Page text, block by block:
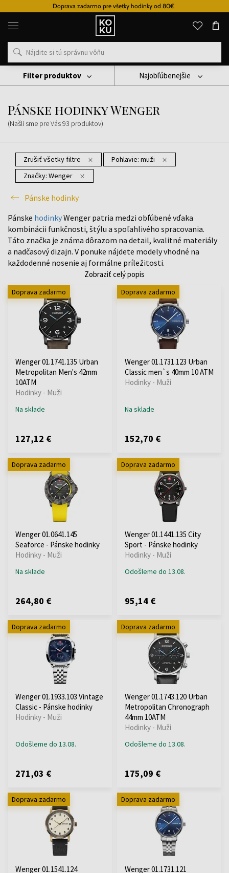
Doprava zadarmo pre všetky hodinky od 80€
Originálne
parfémy
hodinky
na
mieste
Hodinky
Pánske Hodinky Pánske Hodinky Wenger
Pánske hodinky Wenger
(Našli sme pre Vás93 produktov)
Najobľúbenejšie
Zrušiť všetky filtre Pohlavie: muži
Značky: Wenger
Pánske hodinky
Filter produktov
Pánske hodinkyWenger patria medzi obľúbené vďaka
kombinácii funkčnosti, štýlu a spoľahlivého spracovania.
Táto značka je známa dôrazom na detail, kvalitné materiály
a nadčasový dizajn. V ponuke nájdete modely vhodné na
každodenné nosenie aj formálne príležitosti.
Zobraziť celý popis
Doprava zadarmo
Wenger 01.1741.135 Urban
Metropolitan Men's 42mm
10ATM
Hodinky - Muži
Na sklade
127,12 €
Doprava zadarmo
Wenger 01.1731.123 Urban
Classic men`s 40mm 10 ATM
Hodinky - Muži
Na sklade
152,70 €
Doprava zadarmo
Wenger 01.0641.145
Seaforce - Pánske hodinky
Hodinky - Muži
Na sklade
264,80 €
Doprava zadarmo
Wenger 01.1441.135 City
Sport - Pánske hodinky
Hodinky - Muži
Odošleme do 13.08.
95,14 €
Doprava zadarmo
Wenger 01.1933.103 Vintage
Classic - Pánske hodinky
Hodinky - Muži
Odošleme do 13.08.
271,03 €
Doprava zadarmo
Wenger 01.1743.120 Urban
Metropolitan Chronograph
44mm 10ATM
Hodinky - Muži
Odošleme do 13.08.
175,09 €
Doprava zadarmo
Wenger 01.1541.124
Doprava zadarmo
Wenger 01.1731.121